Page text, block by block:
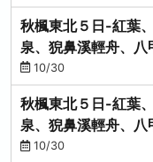
秋楓東北５日-紅葉
泉、猊鼻溪輕舟、
進免稅店)
10/30
秋楓東北５日-紅葉
泉、猊鼻溪輕舟、八
進免稅店)
10/30